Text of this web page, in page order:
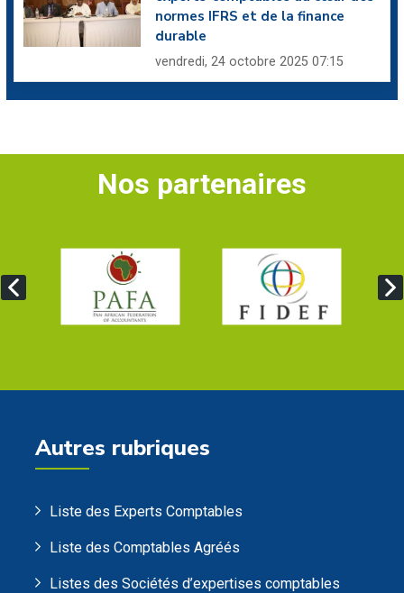
normes IFRS et de la finance
durable
vendredi, 24 octobre 2025 07:15
Nos partenaires
Autres rubriques
Liste des Experts Comptables
Liste des Comptables Agréés
Listes des Sociétés d’expertises comptables